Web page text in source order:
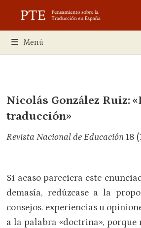
contenido
Menú
Nicolás González Ruiz:
traducción»
Revista Nacional de Educación 18
Si acaso pareciera este
demasía, redúzcase a la
consejos. experiencias u
a la palabra «doctrina», porque